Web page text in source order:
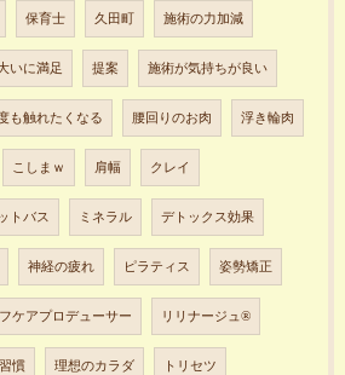
保育士 久田町 施術の力加減
いに満足 提案 施術が気持ちが良い
も触れたくなる 腰回りのお肉 浮き輪肉
こしまｗ 肩幅 クレイ
トバス ミネラル デトックス効果
神経の疲れ ピラティス 姿勢矯正
ケアプロデューサー リリナージュ®︎
慣 理想のカラダ トリセツ